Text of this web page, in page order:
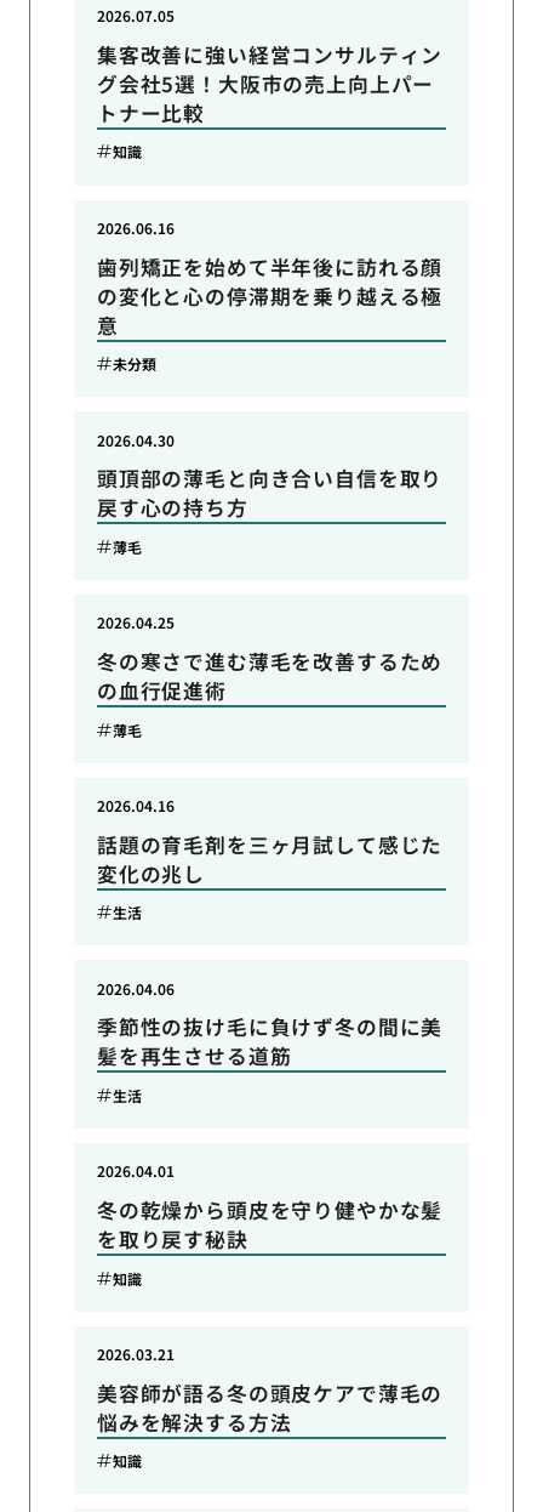
集客改善に強い経営コンサルティン
グ会社5選！大阪市の売上向上パー
トナー比較
2026.07.05
知識
歯列矯正を始めて半年後に訪れる顔
の変化と心の停滞期を乗り越える極
意
2026.06.16
未分類
頭頂部の薄毛と向き合い自信を取り
戻す心の持ち方
2026.04.30
薄毛
冬の寒さで進む薄毛を改善するため
の血行促進術
2026.04.25
薄毛
話題の育毛剤を三ヶ月試して感じた
変化の兆し
2026.04.16
生活
季節性の抜け毛に負けず冬の間に美
髪を再生させる道筋
2026.04.06
生活
冬の乾燥から頭皮を守り健やかな髪
を取り戻す秘訣
2026.04.01
知識
美容師が語る冬の頭皮ケアで薄毛の
悩みを解決する方法
2026.03.21
知識